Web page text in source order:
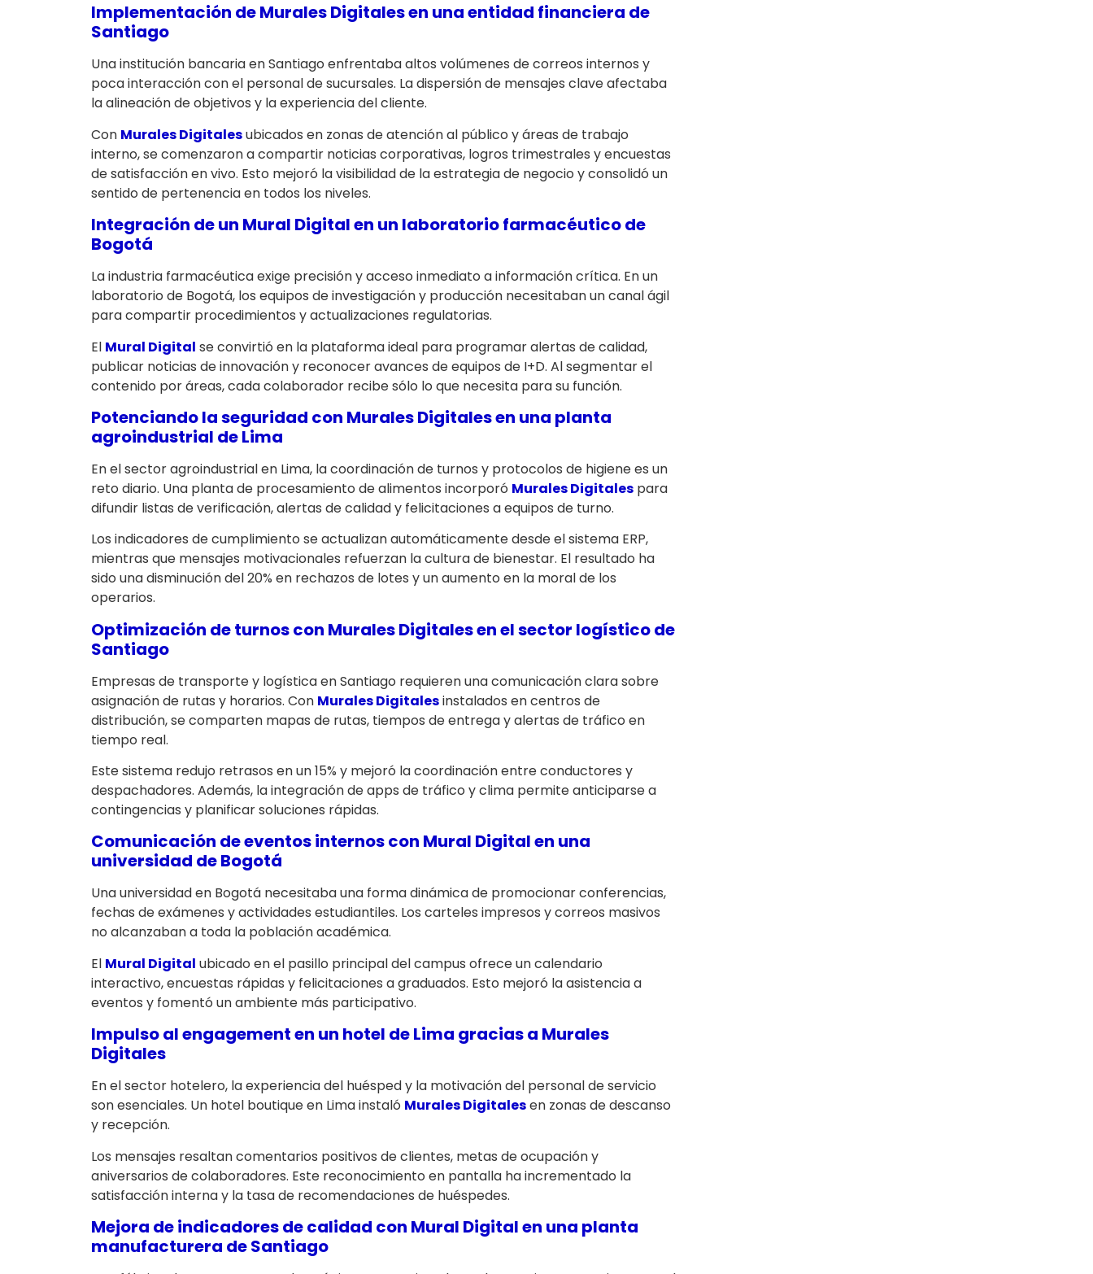
Implementación deMurales Digitalesen una entidad financiera de
Santiago
Una institución bancaria en Santiago enfrentaba altos volúmenes de correos internos y
poca interacción con el personal de sucursales. La dispersión de mensajes clave afectaba
la alineación de objetivos y la experiencia del cliente.
Con Murales Digitalesubicados en zonas de atención al público y áreas de trabajo
interno, se comenzaron a compartir noticias corporativas, logros trimestrales y encuestas
de satisfacción en vivo. Esto mejoró la visibilidad de la estrategia de negocio y consolidó un
sentido de pertenencia en todos los niveles.
Integración de un Mural Digitalen un laboratorio farmacéutico de
Bogotá
La industria farmacéutica exige precisión y acceso inmediato a información crítica. En un
laboratorio de Bogotá, los equipos de investigación y producción necesitaban un canal ágil
para compartir procedimientos y actualizaciones regulatorias.
El Mural Digital se convirtió en la plataforma ideal para programar alertas de calidad,
publicar noticias de innovación y reconocer avances de equipos de I+D. Al segmentar el
contenido por áreas, cada colaborador recibe sólo lo que necesita para su función.
Potenciando la seguridad con Murales Digitalesen una planta
agroindustrial de Lima
En el sector agroindustrial en Lima, la coordinación de turnos y protocolos de higiene es un
reto diario. Una planta de procesamiento de alimentos incorporó Murales Digitales para
difundir listas de verificación, alertas de calidad y felicitaciones a equipos de turno.
Los indicadores de cumplimiento se actualizan automáticamente desde el sistema ERP,
mientras que mensajes motivacionales refuerzan la cultura de bienestar. El resultado ha
sido una disminución del 20% en rechazos de lotes y un aumento en la moral de los
operarios.
Optimización de turnos con Murales Digitalesen el sector logístico de
Santiago
Empresas de transporte y logística en Santiago requieren una comunicación clara sobre
asignación de rutas y horarios. Con Murales Digitalesinstalados en centros de
distribución, se comparten mapas de rutas, tiempos de entrega y alertas de tráfico en
tiempo real.
Este sistema redujo retrasos en un 15% y mejoró la coordinación entre conductores y
despachadores. Además, la integración de apps de tráfico y clima permite anticiparse a
contingencias y planificar soluciones rápidas.
Comunicación de eventos internos con Mural Digitalen una
universidad de Bogotá
Una universidad en Bogotá necesitaba una forma dinámica de promocionar conferencias,
fechas de exámenes y actividades estudiantiles. Los carteles impresos y correos masivos
no alcanzaban a toda la población académica.
El Mural Digital ubicado en el pasillo principal del campus ofrece un calendario
interactivo, encuestas rápidas y felicitaciones a graduados. Esto mejoró la asistencia a
eventos y fomentó un ambiente más participativo.
Impulso al engagement en un hotel de Lima gracias a Murales
Digitales
En el sector hotelero, la experiencia del huésped y la motivación del personal de servicio
son esenciales. Un hotel boutique en Lima instaló Murales Digitalesen zonas de descanso
y recepción.
Los mensajes resaltan comentarios positivos de clientes, metas de ocupación y
aniversarios de colaboradores. Este reconocimiento en pantalla ha incrementado la
satisfacción interna y la tasa de recomendaciones de huéspedes.
Mejora de indicadores de calidad con Mural Digitalen una planta
manufacturera de Santiago